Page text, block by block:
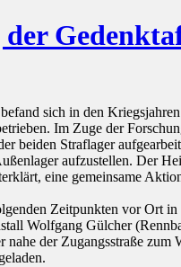
sich in den
Im Zuge der
beiden Straflager
aufzustellen. Der
eine gemeinsame
Zeitpunkten vor Ort
Wolfgang Gülcher
der Zugangsstraße zum